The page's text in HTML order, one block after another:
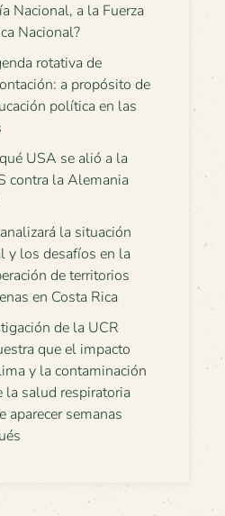
Nacional, a la Fuerza
Nacional?
rotativa de
a propósito de
política en las
USA se alió a la
contra la Alemania
la situación
y los desafíos en la
de territorios
en Costa Rica
de la UCR
que el impacto
y la contaminación
la salud respiratoria
aparecer semanas